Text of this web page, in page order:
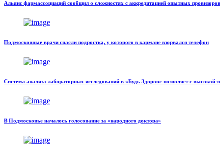
Альянс фармассоциаций сообщил о сложностях с аккредитацией опытных провизоров
Подмосковные врачи спасли подростка, у которого в кармане взорвался телефон
Система анализа лабораторных исследований в «Будь Здоров» позволяет с высокой
В Подмосковье началось голосование за «народного доктора»